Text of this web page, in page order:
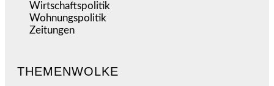
Wirtschaftspolitik
Wohnungspolitik
Zeitungen
THEMENWOLKE